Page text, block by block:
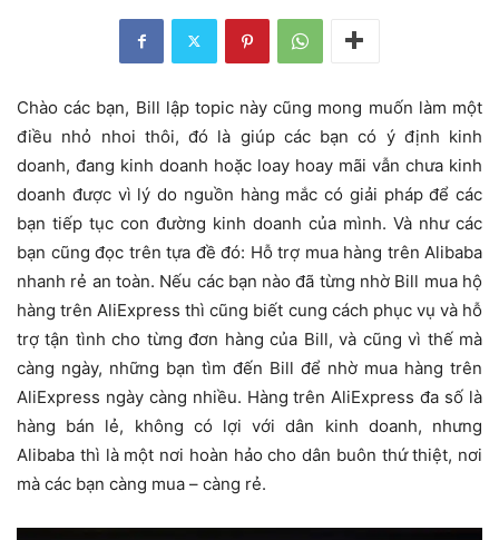
Chào các bạn, Bill lập topic này cũng mong muốn làm một
điều nhỏ nhoi thôi, đó là giúp các bạn có ý định kinh
doanh, đang kinh doanh hoặc loay hoay mãi vẫn chưa kinh
doanh được vì lý do nguồn hàng mắc có giải pháp để các
bạn tiếp tục con đường kinh doanh của mình. Và như các
bạn cũng đọc trên tựa đề đó: Hỗ trợ mua hàng trên Alibaba
nhanh rẻ an toàn. Nếu các bạn nào đã từng nhờ Bill mua hộ
hàng trên AliExpress thì cũng biết cung cách phục vụ và hỗ
trợ tận tình cho từng đơn hàng của Bill, và cũng vì thế mà
càng ngày, những bạn tìm đến Bill để nhờ mua hàng trên
AliExpress ngày càng nhiều. Hàng trên AliExpress đa số là
hàng bán lẻ, không có lợi với dân kinh doanh, nhưng
Alibaba thì là một nơi hoàn hảo cho dân buôn thứ thiệt, nơi
mà các bạn càng mua – càng rẻ.